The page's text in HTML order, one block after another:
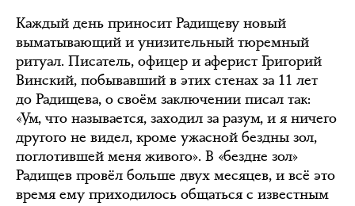
Каждый день приносит Радищеву новый
выматывающий и унизительный тюремный
ритуал. Писатель, офицер и аферист Григорий
Винский, побывавший в этих стенах за 11 лет
до Радищева, о своём заключении писал так:
«Ум, что называется, заходил за разум, и я ничего
другого не видел, кроме ужасной бездны зол,
поглотившей меня живого». В «бездне зол»
Радищев провёл больше двух месяцев, и всё это
время ему приходилось общаться с известным